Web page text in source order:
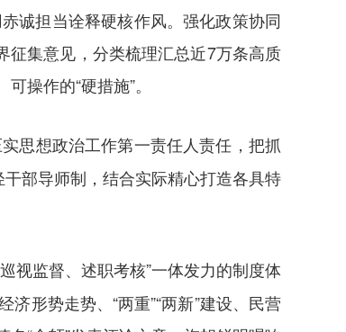
诚担当诠释硬核作风。强化政策协同
征集意见，分类梳理汇总近7万条高质
操作的“硬措施”。
思想政治工作第一责任人责任，把抓
部导师制，结合实际精心打造各具特
视监督、述职考核”一体发力的制度体
形势走势、“两重”“两新”建设、民营